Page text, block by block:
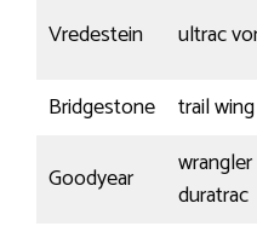
Vredestein ultrac
Bridgestone
trail
Goodyear
wrangler
duratrac